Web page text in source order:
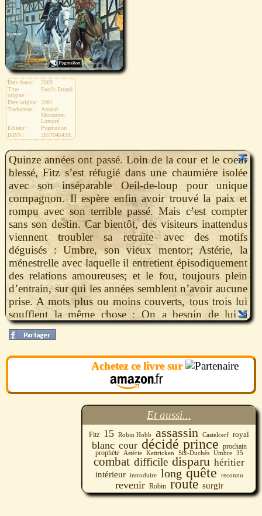
Date france :
2003
Titre
origine :
Fool's Errand
Date origine : 2001
Traducteur :
Arnaud
Mousnier-
Lompré
Editeur :
Pygmalion
ISBN :
285704643X
Quinze années ont passé. Loin de la cour et le coeur
blessé, Fitz s’est réfugié dans une chaumière isolée
avec son inséparable Oeil-de-loup pour unique
compagnon. Il espère enfin avoir trouvé la paix et
rompu avec son terrible passé. Mais c’est compter
sans son destin. Car bientôt, des visiteurs inattendus
viennent troubler sa retraite avec des motifs
déguisés : Umbre, son vieux mentor; Astérie, la
ménestrelle avec laquelle il entretient épisodiquement
des relations amoureuses; et le fou, toujours plein
d’entrain, sur qui les années semblent n’avoir aucune
prise. A mots plus ou moins couverts, tous trois lui
soufflent la même chose : On a besoin de lui à
Castelcerf, où règne la reine Kettricken, pour
retrouver le prince héritier Devoir, qui a disparu dans
de mystérieuses conditions.
Après un long combat intérieur, Fitz décide de se
mettre en route. Mais, pour éviter d’être reconnu,
c’est en valet qu’il décide de s’introduire à la cour et
de commencer la difficile quête du prince sur lequel
se portaient tous les espoirs. Les obstacles ne vont
pas tarder à surgir de tous les côtés.
Achetez ce livre sur
Et aussi...
Fitz 15 Robin Hobb assassin Castelcerf royal
blanc cour décidé prince prochain
prophète Astérie Kettricken Six-Duchés Umbre 35
combat difficile disparu héritier
intérieur introduire long quête reconnu
revenir Robin route surgir